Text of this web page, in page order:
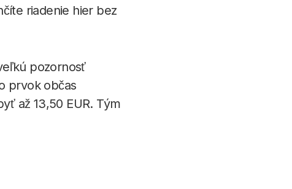
riadenie hier bez
pozornosť
prvok občas
až 13,50 EUR. Tým